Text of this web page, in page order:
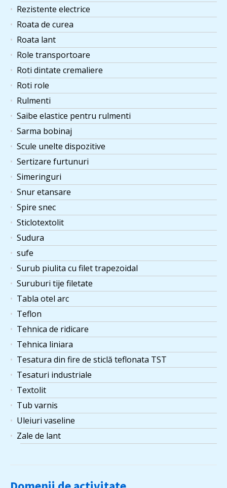
Rezistente electrice
Roata de curea
Roata lant
Role transportoare
Roti dintate cremaliere
Roti role
Rulmenti
Saibe elastice pentru rulmenti
Sarma bobinaj
Scule unelte dispozitive
Sertizare furtunuri
Simeringuri
Snur etansare
Spire snec
Sticlotextolit
Sudura
sufe
Surub piulita cu filet trapezoidal
Suruburi tije filetate
Tabla otel arc
Teflon
Tehnica de ridicare
Tehnica liniara
Tesatura din fire de sticlă teflonata TST
Tesaturi industriale
Textolit
Tub varnis
Uleiuri vaseline
Zale de lant